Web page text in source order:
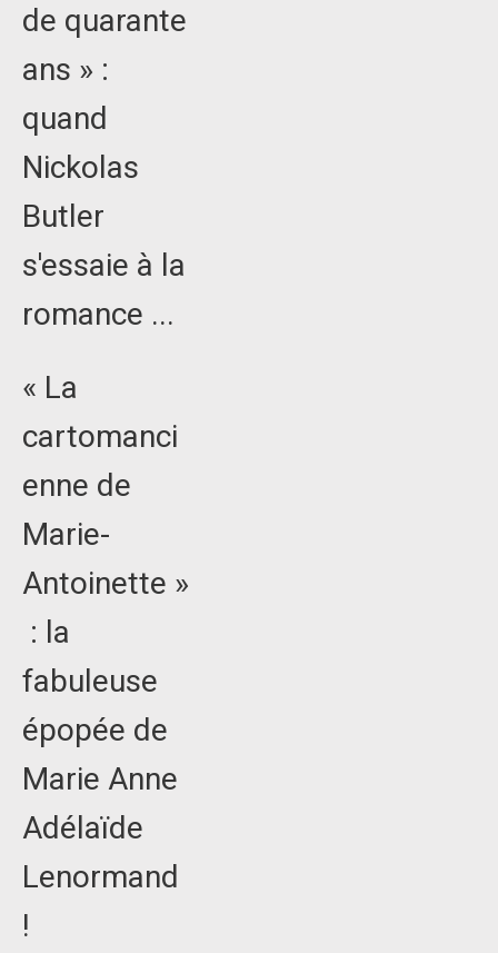
de quarante
ans » :
quand
Nickolas
Butler
s'essaie à la
romance ...
« La
cartomanci
enne de
Marie-
Antoinette »
: la
fabuleuse
épopée de
Marie Anne
Adélaïde
Lenormand
!